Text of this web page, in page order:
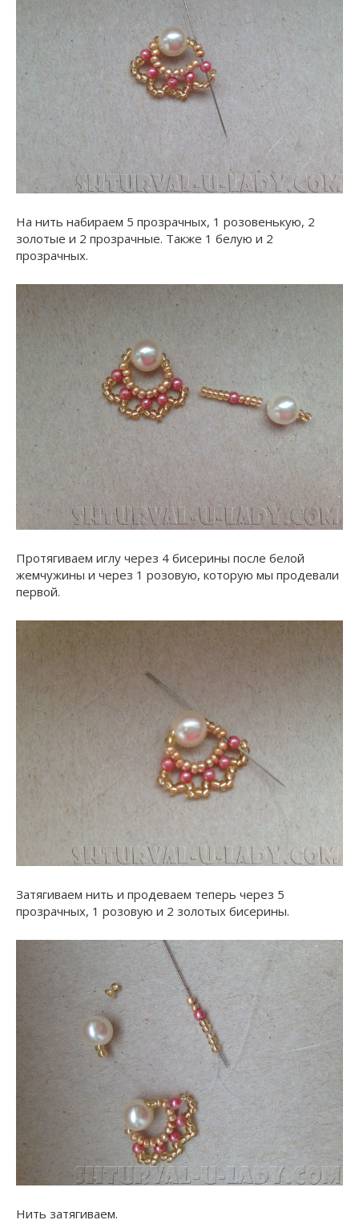
На нить набираем 5 прозрачных, 1 розовенькую, 2
золотые и 2 прозрачные. Также 1 белую и 2
прозрачных.
Протягиваем иглу через 4 бисерины после белой
жемчужины и через 1 розовую, которую мы продевали
первой.
Затягиваем нить и продеваем теперь через 5
прозрачных, 1 розовую и 2 золотых бисерины.
Нить затягиваем.